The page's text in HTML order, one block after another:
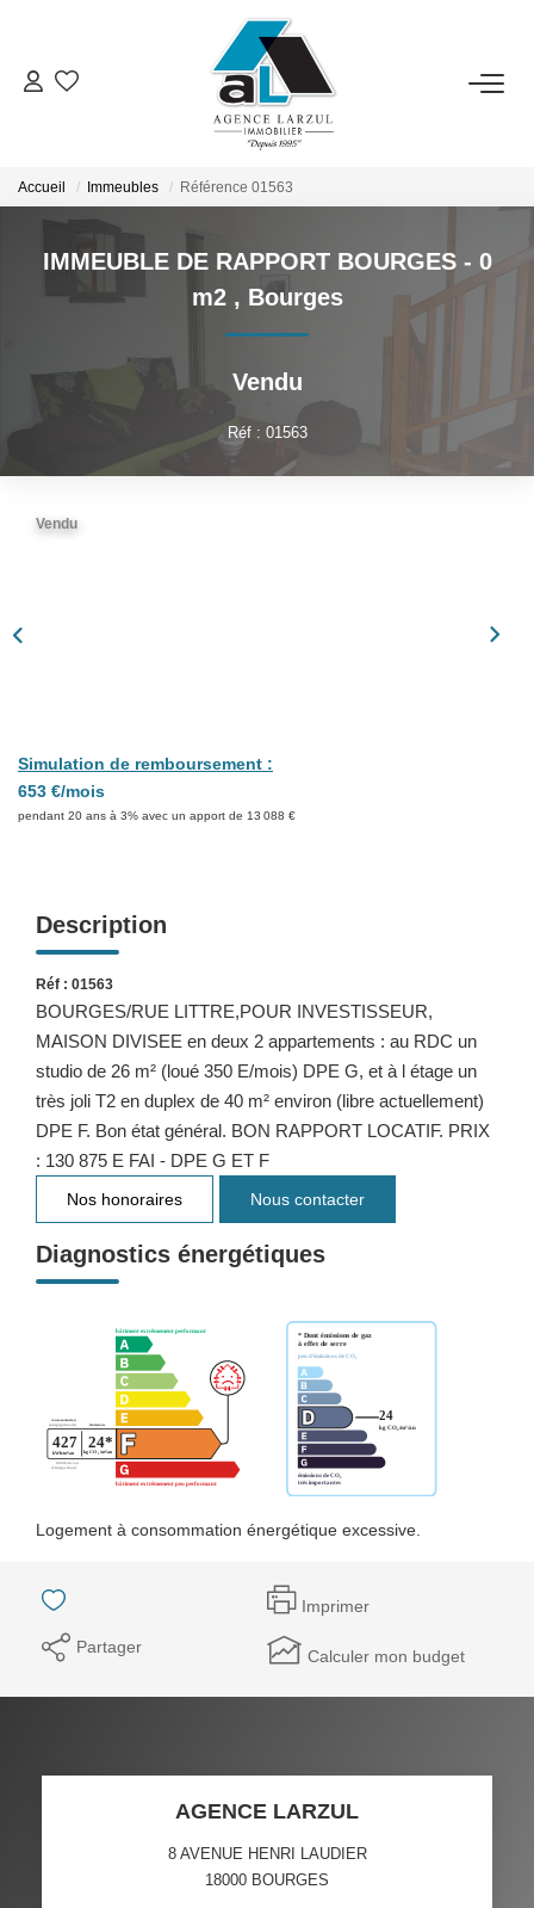
VENTES
LOCATIONS
GESTION
ESTIMATION
PROMOTION
NOTRE AGENCE
Accueil Immeubles Référence 01563
IMMEUBLE DE RAPPORT BOURGES - 0
m2 , Bourges
Vendu
Réf : 01563
Vendu
Simulation de remboursement :
653 €/mois
pendant 20 ans à 3% avec un apport de 13 088 €
Description
Réf : 01563
BOURGES/RUE LITTRE,POUR INVESTISSEUR,
MAISON DIVISEE en deux 2 appartements : au RDC un
studio de 26 m² (loué 350 E/mois) DPE G, et à l étage un
très joli T2 en duplex de 40 m² environ (libre actuellement)
DPE F. Bon état général. BON RAPPORT LOCATIF. PRIX
: 130 875 E FAI - DPE G ET F
Nos honoraires Nous contacter
Diagnostics énergétiques
Logement à consommation énergétique excessive.
Imprimer
Partager Calculer mon budget
AGENCE LARZUL
8 AVENUE HENRI LAUDIER
18000 BOURGES